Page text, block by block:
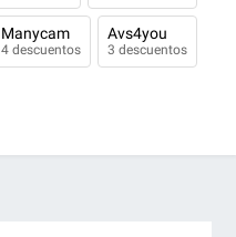
Manycam
4 descuentos
Avs4you
3 descuentos